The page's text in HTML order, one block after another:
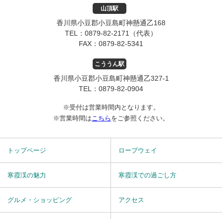
山頂駅
香川県小豆郡小豆島町神懸通乙168
TEL： 0879-82-2171
（代表）
FAX： 0879-82-5341
こううん駅
香川県小豆郡小豆島町神懸通乙327-1
TEL： 0879-82-0904
※受付は営業時間内となります。
※営業時間は こちら をご参照ください。
トップページ ロープウェイ
寒霞渓の魅力 寒霞渓での過ごし方
グルメ・ショッピング アクセス